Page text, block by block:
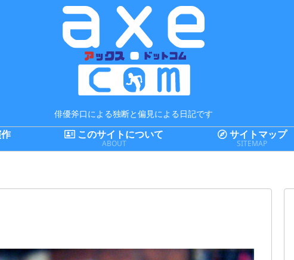
俳優斧口による独断と偏見による日記です
このサイトについて
ABOUT
サイトマップ
SITEMAP